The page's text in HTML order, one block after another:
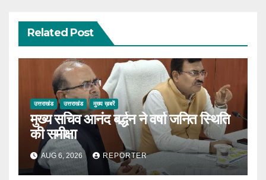
Related Post
उत्तराखंड उत्तराखंड मुख्य ख़बरें
मुख्य सचिव आनंद बर्द्धन ने वर्षा जनित स्थिति
की समीक्षा
AUG 6, 2026 REPORTER